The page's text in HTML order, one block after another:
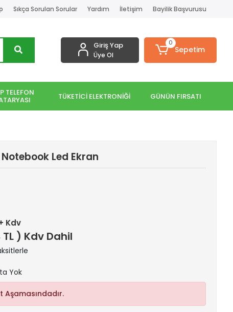
Sıkça Sorulan Sorular Yardım İletişim Bayilik Başvurusu
Giriş Yap
Üye Ol
0
Sepetim
TELEFON TÜKETİCİ ELEKTRONİĞİ GÜNÜN FIRSATI
Led Ekran
Kdv
) Kdv Dahil
Yok
Aşamasındadır.